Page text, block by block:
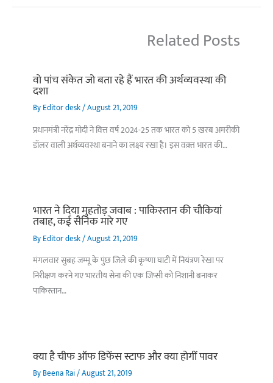
Related Posts
वो पांच संकेत जो बता रहे हैं भारत की अर्थव्यवस्था की
दशा
ByEditor desk/August 21, 2019
प्रधानमंत्री नरेंद्र मोदी ने वित्त वर्ष 2024-25 तक भारत को 5 ख़रब अमरीकी
डॉलर वाली अर्थव्यवस्था बनाने का लक्ष्य रखा है। इस वक़्त भारत की…
भारत ने दिया मुहतोड़ जवाब : पाकिस्‍तान की चौकियां
तबाह, कई सैनिक मारे गए
ByEditor desk/August 21, 2019
मंगलवार सुबह जम्मू के पुंछ जिले की कृष्णा घाटी में नियंत्रण रेखा पर
निरीक्षण करने गए भारतीय सेना की एक जिप्सी को निशानी बनाकर
पाकिस्तान…
क्या है चीफ ऑफ डिफेंस स्टाफ और क्या होगीं पावर
ByBeena Rai/August 21, 2019